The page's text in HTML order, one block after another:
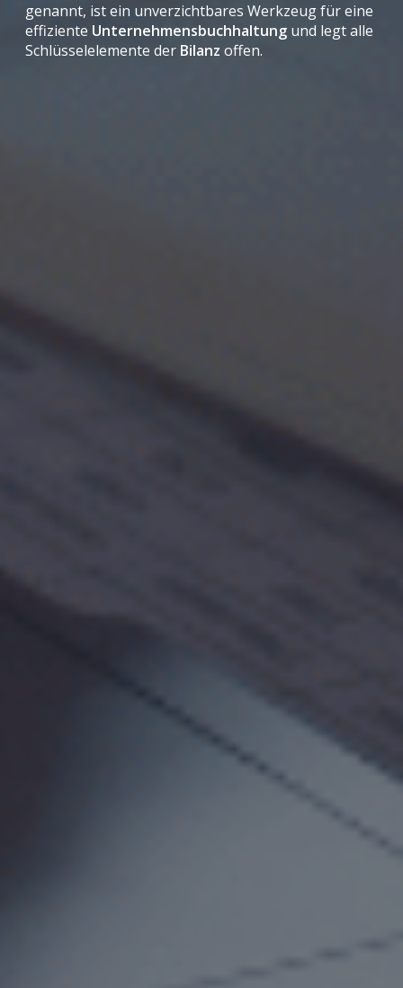
genannt, ist ein unverzichtbares Werkzeug für eine
effiziente Unternehmensbuchhaltung und legt alle
Schlüsselelemente der Bilanz offen.